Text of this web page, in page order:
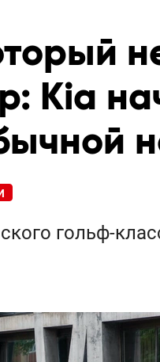
Kia
гольф-